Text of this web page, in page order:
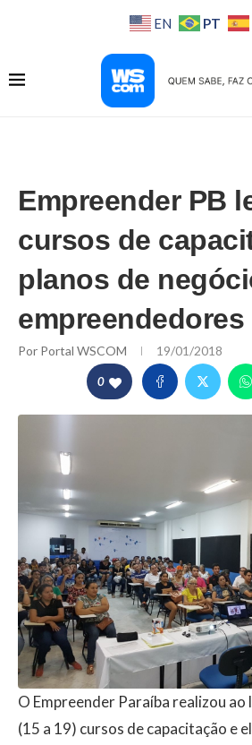
EN PT
Empreender PB
cursos de
planos de
empreendedores
Por Portal WSCOM 19/01/2018
0
O Empreender Paraíba realizou ao
(15 a 19) cursos de capacitação e